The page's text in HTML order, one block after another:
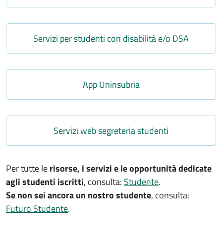
Servizi per studenti con disabilità e/o DSA
App Uninsubria
Servizi web segreteria studenti
Per tutte lerisorse, i servizi e le opportunità dedicate
agli studenti iscritti, consulta: Studente.
Se non sei ancora un nostro studente, consulta:
Futuro Studente.